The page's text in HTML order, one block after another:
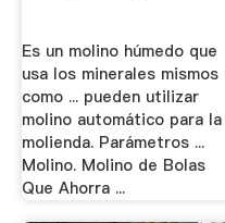
Es un molino húmedo que
usa los minerales mismos
como ... pueden utilizar
molino automático para la
molienda. Parámetros ...
Molino. Molino de Bolas
Que Ahorra ...